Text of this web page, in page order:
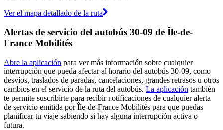
Ver el mapa detallado de la ruta
Alertas de servicio del autobús 30-09 de Île-de-
France Mobilités
Abre la aplicación para ver más información sobre cualquier
interrupción que pueda afectar al horario del autobús 30-09, como
desvíos, traslados de paradas, cancelaciones, grandes retrasos u otros
cambios en el servicio de la ruta del autobús. La aplicación también
te permite suscribirte para recibir notificaciones de cualquier alerta
de servicio emitida por Île-de-France Mobilités para que puedas
planificar tu viaje sabiendo si hay alguna interrupción activa o
futura.